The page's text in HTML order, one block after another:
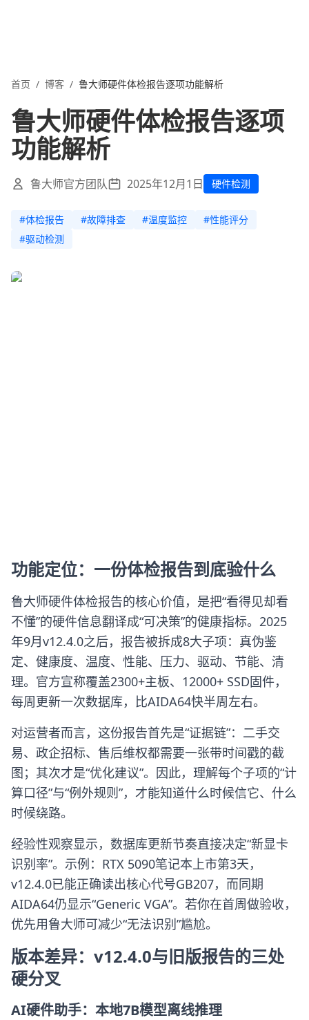
首页 / 博客 / 鲁大师硬件体检报告逐项功能解析
鲁大师硬件体检报告逐项
功能解析
鲁大师官方团队 2025年12月1日 硬件检测
#体检报告 #故障排查 #温度监控 #性能评分
#驱动检测
功能定位：一份体检报告到底验什么
鲁大师硬件体检报告的核心价值，是把“看得见却看
不懂”的硬件信息翻译成“可决策”的健康指标。2025
年9月v12.4.0之后，报告被拆成8大子项：真伪鉴
定、健康度、温度、性能、压力、驱动、节能、清
理。官方宣称覆盖2300+主板、12000+ SSD固件，
每周更新一次数据库，比AIDA64快半周左右。
对运营者而言，这份报告首先是“证据链”：二手交
易、政企招标、售后维权都需要一张带时间戳的截
图；其次才是“优化建议”。因此，理解每个子项的“计
算口径”与“例外规则”，才能知道什么时候信它、什么
时候绕路。
经验性观察显示，数据库更新节奏直接决定“新显卡
识别率”。示例：RTX 5090笔记本上市第3天，
v12.4.0已能正确读出核心代号GB207，而同期
AIDA64仍显示“Generic VGA”。若你在首周做验收，
优先用鲁大师可减少“无法识别”尴尬。
版本差异：v12.4.0与旧版报告的三处
硬分叉
AI硬件助手：本地7B模型离线推理